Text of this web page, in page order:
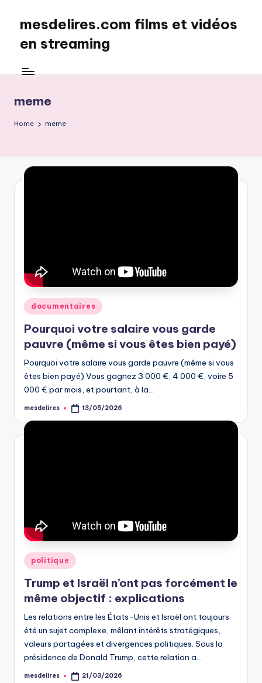
content
mesdelires.com films et vidéos
en streaming
:
et
complet
français
meme
Home meme
Posted
in
documentaires
Pourquoi votre salaire vous garde
pauvre (même si vous êtes bien payé)
Pourquoi votre salaire vous garde pauvre (même si vous
êtes bien payé) Vous gagnez 3 000 €, 4 000 €, voire 5
000 € par mois, et pourtant, à la…
Posted
mesdelires 13/05/2026
Posted
in
politique
Trump et Israël n’ont pas forcément le
même objectif : explications
Les relations entre les États-Unis et Israël ont toujours
été un sujet complexe, mêlant intérêts stratégiques,
valeurs partagées et divergences politiques. Sous la
présidence de Donald Trump, cette relation a…
Posted
mesdelires 21/03/2026